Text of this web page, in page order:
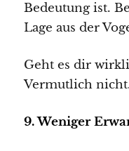
Bedeutung ist.
Lage aus der
Geht es dir
Vermutlich
9. Weniger